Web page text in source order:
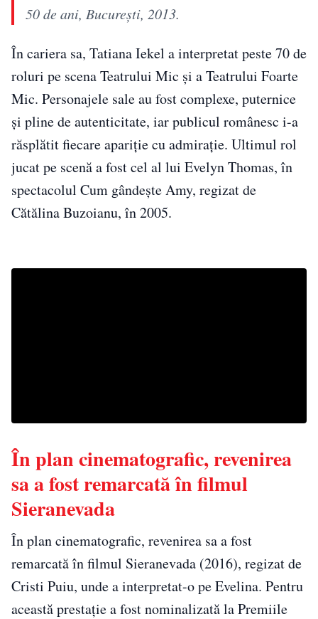
50 de ani, București, 2013.
În cariera sa, Tatiana Iekel a interpretat peste 70 de
roluri pe scena Teatrului Mic și a Teatrului Foarte
Mic. Personajele sale au fost complexe, puternice
și pline de autenticitate, iar publicul românesc i-a
răsplătit fiecare apariție cu admirație. Ultimul rol
jucat pe scenă a fost cel al lui Evelyn Thomas, în
spectacolul Cum gândește Amy, regizat de
Cătălina Buzoianu, în 2005.
În plan cinematografic, revenirea
sa a fost remarcată în filmul
Sieranevada
În plan cinematografic, revenirea sa a fost
remarcată în filmul Sieranevada (2016), regizat de
Cristi Puiu, unde a interpretat-o pe Evelina. Pentru
această prestație a fost nominalizată la Premiile